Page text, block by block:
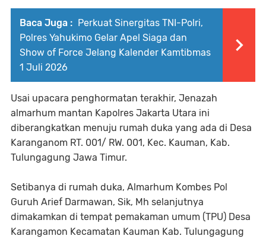
Baca Juga : ‎Perkuat Sinergitas TNI-Polri,
Polres Yahukimo Gelar Apel Siaga dan
Show of Force Jelang Kalender Kamtibmas
1 Juli 2026 ‎ ‎
Usai upacara penghormatan terakhir, Jenazah
almarhum mantan Kapolres Jakarta Utara ini
diberangkatkan menuju rumah duka yang ada di Desa
Karanganom RT. 001/ RW. 001, Kec. Kauman, Kab.
Tulungagung Jawa Timur.
Setibanya di rumah duka, Almarhum Kombes Pol
Guruh Arief Darmawan, Sik, Mh selanjutnya
dimakamkan di tempat pemakaman umum (TPU) Desa
Karangamon Kecamatan Kauman Kab. Tulungagung